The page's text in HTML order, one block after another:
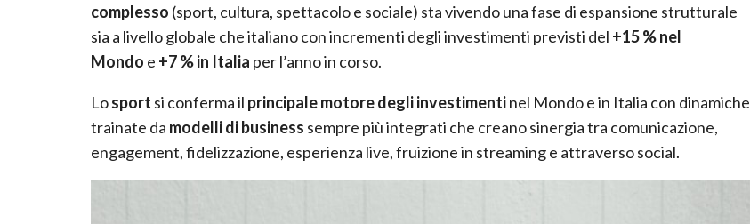
complesso (sport, cultura, spettacolo e sociale) sta vivendo una fase di espansione strutturale
sia a livello globale che italiano con incrementi degli investimenti previsti del +15 % nel
Mondo e +7 % in Italia per l’anno in corso.
Losport si conferma il principale motore degli investimentinel Mondo e in Italia con dinamiche
trainate da modelli di business sempre più integrati che creano sinergia tra comunicazione,
engagement, fidelizzazione, esperienza live, fruizione in streaming e attraverso social.